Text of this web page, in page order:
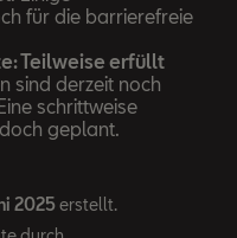
für die barrierefreie
Teilweise erfüllt
sind derzeit noch
schrittweise
geplant.
2025erstellt.